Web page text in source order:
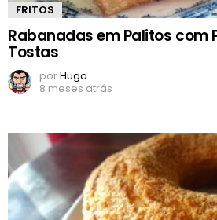
FRITOS
Rabanadas em Palitos com
Tostas
porHugo
8 meses atrás